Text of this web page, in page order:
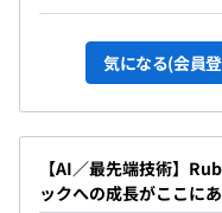
また、当社代表は
界有識者や専門家との
IPO経験を持つ技術顧
の知見とリソースにア
気になる(会員
【AI／最先端技術】
ックへの成長がここにあ